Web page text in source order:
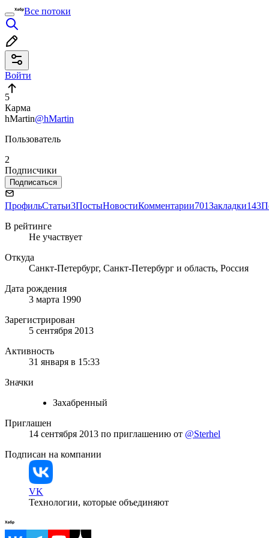
Все потоки
Войти
5
Карма
hMartin@hMartin
Пользователь
2
Подписчики
Подписаться
ПрофильСтатьи3ПостыНовостиКомментарии701Закладки143
В рейтинге
Не участвует
Откуда
Санкт-Петербург, Санкт-Петербург и область, Россия
Дата рождения
3 марта 1990
Зарегистрирован
5 сентября 2013
Активность
31 января в 15:33
Значки
Захабренный
Приглашен
14 сентября 2013 по приглашению от @Sterhel
Подписан на компании
VK
Технологии, которые объединяют